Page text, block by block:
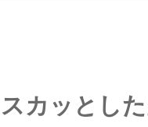
カッとし